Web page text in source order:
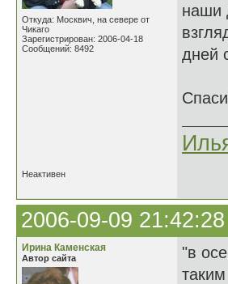
Откуда: Москвич, на севере от
Чикаго
Зарегистрирован: 2006-04-18
Сообщений: 8492
наши
дней
Неактивен
2006-09-09 21:42:28
Ирина Каменская
Автор сайта
"в